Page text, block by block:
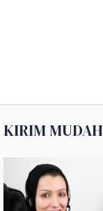
KIRIM MUDAH